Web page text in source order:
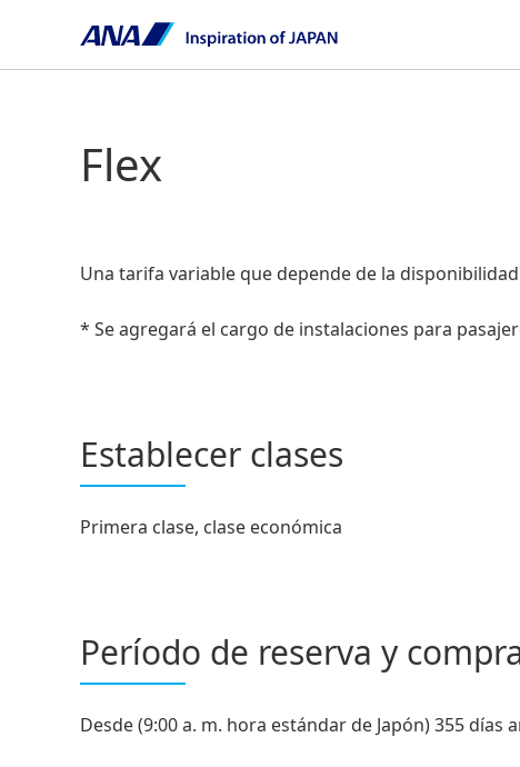
Flex
Una tarifa variable que depende de la
* Se agregará el cargo de instalaciones para
Establecer clases
Primera clase, clase económica
Período de reserva y
Desde (9:00 a. m. hora estándar de Japón) 355 días